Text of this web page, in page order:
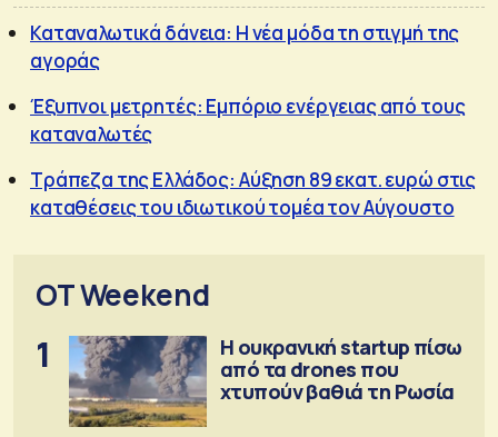
Καταναλωτικά δάνεια: Η νέα μόδα τη στιγμή της
αγοράς
Έξυπνοι μετρητές: Εμπόριο ενέργειας από τους
καταναλωτές
Τράπεζα της Ελλάδος: Αύξηση 89 εκατ. ευρώ στις
καταθέσεις του ιδιωτικού τομέα τον Αύγουστο
OT Weekend
1
Η ουκρανική startup πίσω
από τα drones που
χτυπούν βαθιά τη Ρωσία